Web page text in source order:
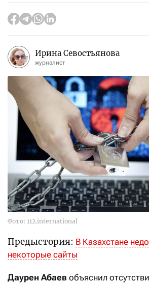
Ирина Севостьянова
журналист
Фото: 112.international
Предыстория: В Казахстане
некоторые сайты
Даурен Абаев объяснил